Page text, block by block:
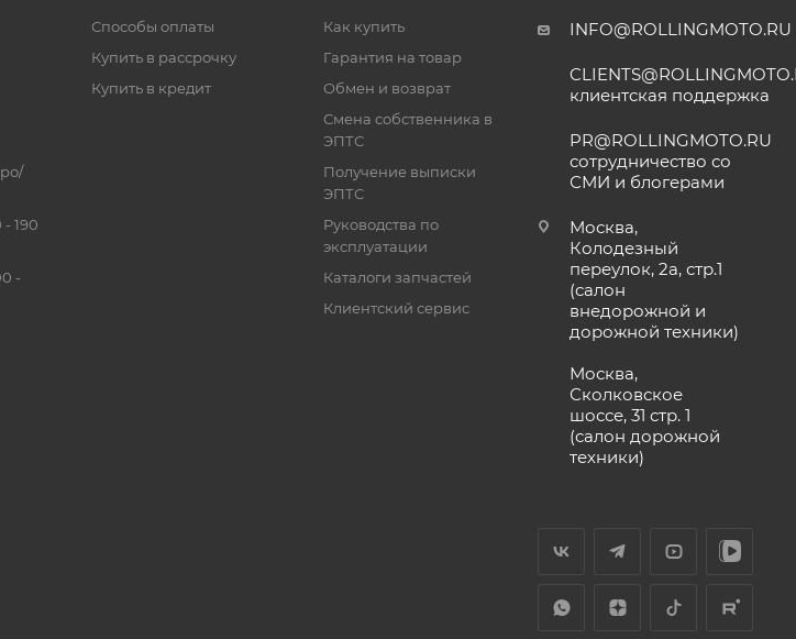
190
-
Способы оплаты
Купить в рассрочку
Купить в кредит
Как купить
Гарантия на товар
Обмен и возврат
Смена собственника в
ЭПТС
Получение выписки
ЭПТС
Руководства по
эксплуатации
Каталоги запчастей
Клиентский сервис
INFO@ROLLINGMOTO.RU
клиентская поддержка
PR@ROLLINGMOTO.RU
сотрудничество со
СМИ и блогерами
Москва,
Колодезный
переулок, 2а, стр.1
(салон
внедорожной и
дорожной техники)
Москва,
Сколковское
шоссе, 31 стр. 1
(салон дорожной
техники)